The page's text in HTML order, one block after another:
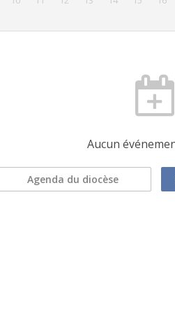
Aucun
Agenda du diocèse